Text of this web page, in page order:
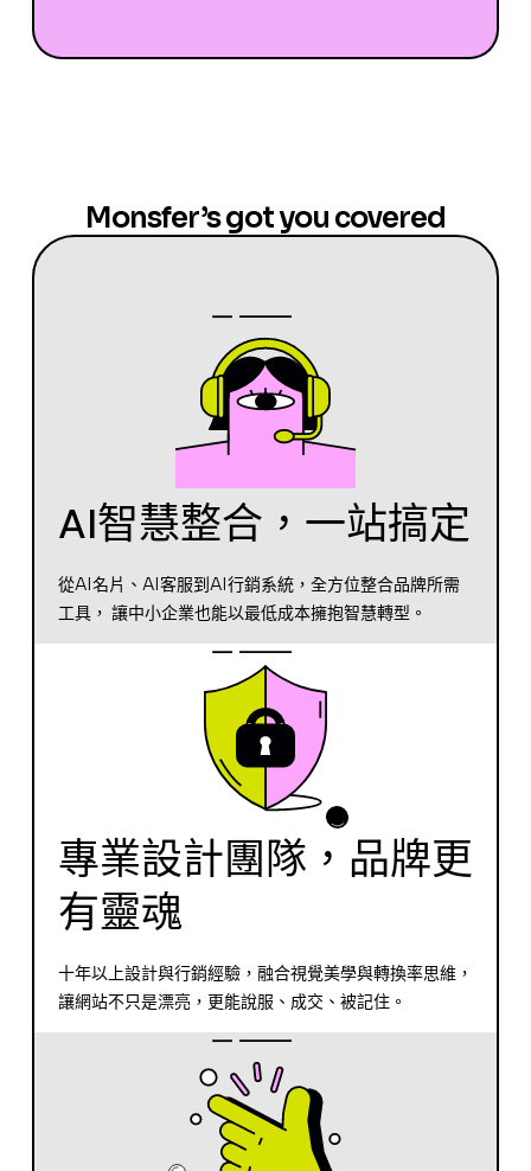
Monsfer’s got you covered
AI智慧整合，一站搞定
從AI名片、AI客服到AI行銷系統，全方位整合品牌所需
工具， 讓中小企業也能以最低成本擁抱智慧轉型。
專業設計團隊，品牌更
有靈魂
十年以上設計與行銷經驗，融合視覺美學與轉換率思維，
讓網站不只是漂亮，更能說服、成交、被記住。